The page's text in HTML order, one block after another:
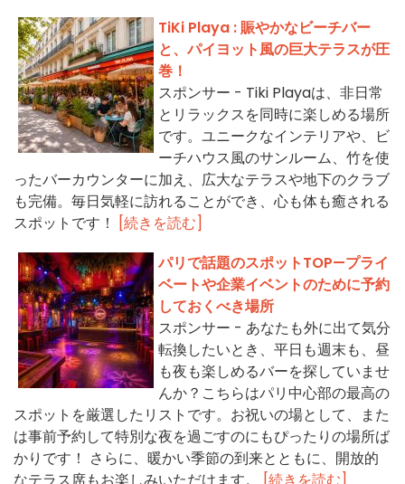
TiKi Playa : 賑やかなビーチバー
と、パイヨット風の巨大テラスが圧
巻！
スポンサー - Tiki Playaは、非日常
とリラックスを同時に楽しめる場所
です。ユニークなインテリアや、ビ
ーチハウス風のサンルーム、竹を使
ったバーカウンターに加え、広大なテラスや地下のクラブ
も完備。毎日気軽に訪れることができ、心も体も癒される
スポットです！
[続きを読む]
パリで話題のスポットTOP—プライ
ベートや企業イベントのために予約
しておくべき場所
スポンサー - あなたも外に出て気分
転換したいとき、平日も週末も、昼
も夜も楽しめるバーを探していませ
んか？こちらはパリ中心部の最高の
スポットを厳選したリストです。お祝いの場として、また
は事前予約して特別な夜を過ごすのにもぴったりの場所ば
かりです！ さらに、暖かい季節の到来とともに、開放的